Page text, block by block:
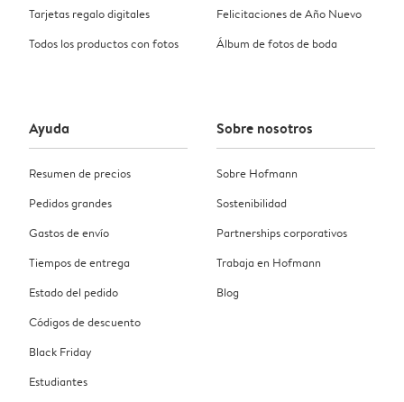
Tarjetas regalo digitales
Todos los productos con fotos
Felicitaciones de Año Nuevo
Álbum de fotos de boda
Ayuda
Resumen de precios
Pedidos grandes
Gastos de envío
Tiempos de entrega
Estado del pedido
Códigos de descuento
Black Friday
Estudiantes
Sobre nosotros
Sobre Hofmann
Sostenibilidad
Partnerships corporativos
Trabaja en Hofmann
Blog